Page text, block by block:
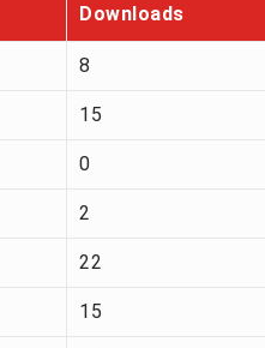
Downloads
8
15
0
2
22
15